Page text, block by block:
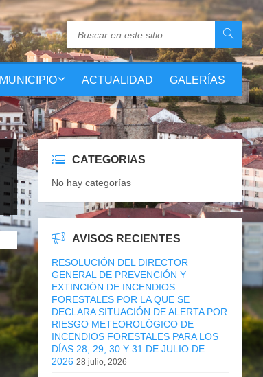
MUNICIPIO ACTUALIDAD GALERÍAS
CATEGORIAS
No hay categorías
AVISOS RECIENTES
RESOLUCIÓN DEL DIRECTOR
GENERAL DE PREVENCIÓN Y
EXTINCIÓN DE INCENDIOS
FORESTALES POR LA QUE SE
DECLARA SITUACIÓN DE ALERTA POR
RIESGO METEOROLÓGICO DE
INCENDIOS FORESTALES PARA LOS
DÍAS 28, 29, 30 Y 31 DE JULIO DE
2026 28 julio, 2026